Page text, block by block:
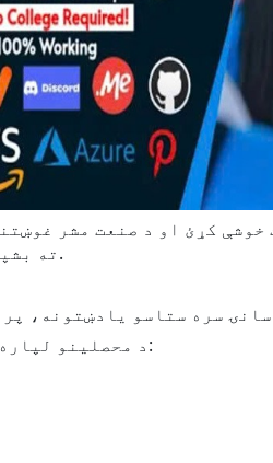
Pro ته بشپړ لاسرسی ومومئ په بې ساري قیمت.
- د محصلینو لپاره د ښو قیمتونو سره مخکینۍ خبرونه: